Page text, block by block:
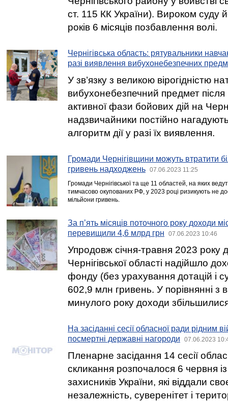
ст. 115 КК України). Вироком суду
років 6 місяців позбавлення волі.
Чернігівська область: рятувальники
разі виявлення вибухонебезпечних
У зв’язку з великою вірогідністю
вибухонебезпечний предмет
активної фази бойових дій на
надзвичайники постійно
алгоритм дії у разі їх виявлення.
Громади Чернігівщини можуть втратити
гривень надходжень
07.06.2023 11:25
Громади Чернігівської та ще 11 областей, на яких
тимчасово окупованих РФ, у 2023 році ризикують не
мільйони гривень.
За п’ять місяців поточного року доходи
перевищили 4,6 млрд грн
07.06.2023 10:46
Упродовж січня-травня 2023 року
Чернігівської області надійшло
фонду (без урахування дотацій і
602,9 млн гривень. У порівнянні з
минулого року доходи
На засіданні сесії обласної ради рідним
посмертні державні нагороди
07.06.2023
Пленарне засідання 14 сесії
скликання розпочалося 6 червня
захисників України, які віддали
незалежність, суверенітет і